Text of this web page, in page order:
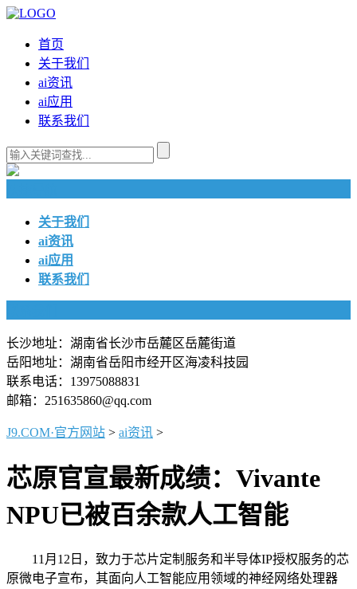
首页
关于我们
ai资讯
ai应用
联系我们
关于我们
ai资讯
ai应用
联系我们
长沙地址：湖南省长沙市岳麓区岳麓街道
岳阳地址：湖南省岳阳市经开区海凌科技园
联系电话：13975088831
邮箱：251635860@qq.com
J9.COM·官方网站 > ai资讯 >
芯原官宣最新成绩：Vivante
NPU已被百余款人工智能
11月12日，致力于芯片定制服务和半导体IP授权服务的芯
原微电子宣布，其面向人工智能应用领域的神经网络处理器